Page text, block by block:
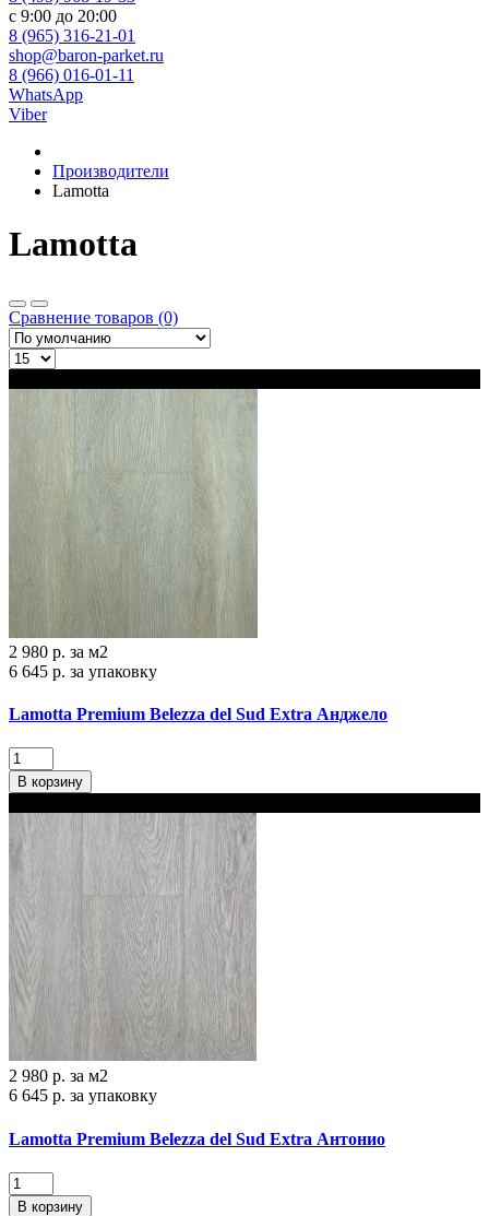
с 9:00 до 20:00
8 (965) 316-21-01
shop@baron-parket.ru
8 (966) 016-01-11
WhatsApp
Viber
Производители
Lamotta
Lamotta
Сравнение товаров (0)
2 980 р. за м2
6 645 р. за упаковку
Lamotta Premium Belezza del Sud Extra Анджело
В корзину
2 980 р. за м2
6 645 р. за упаковку
Lamotta Premium Belezza del Sud Extra Антонио
В корзину